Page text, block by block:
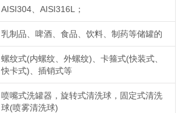
AISI304、AISI316L；
乳制品、啤酒、食品、饮料、制药等储罐的
螺纹式(内螺纹、外螺纹)、卡箍式(快装式、
快卡式)、插销式等
喷嘴式洗罐器，旋转式清洗球，固定式清洗
球(喷雾清洗球)